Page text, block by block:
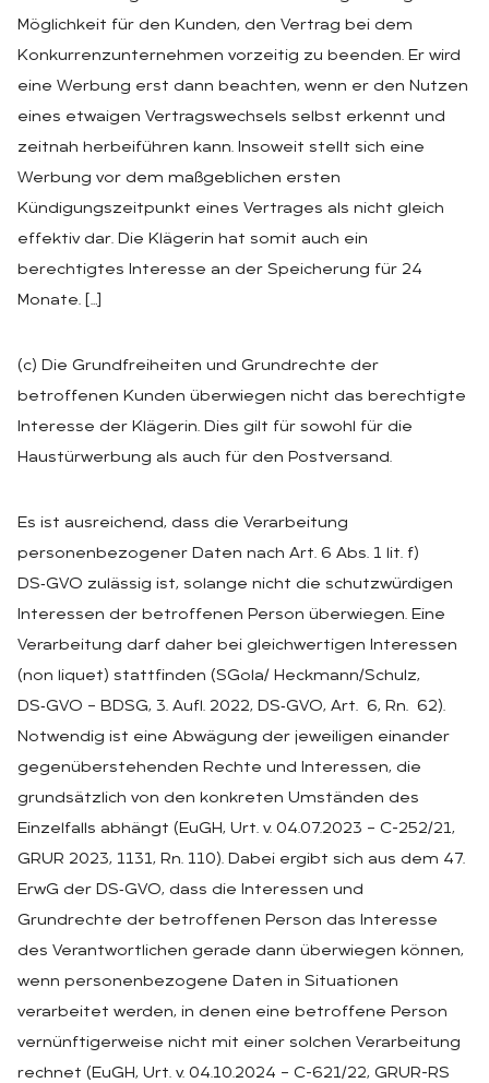
Möglichkeit für den Kunden, den Vertrag bei dem
Konkurrenzunternehmen vorzeitig zu beenden. Er wird
eine Werbung erst dann beachten, wenn er den Nutzen
eines etwaigen Vertragswechsels selbst erkennt und
zeitnah herbeiführen kann. Insoweit stellt sich eine
Werbung vor dem maßgeblichen ersten
Kündigungszeitpunkt eines Vertrages als nicht gleich
effektiv dar. Die Klägerin hat somit auch ein
berechtigtes Interesse an der Speicherung für 24
Monate. […]
(c) Die Grundfreiheiten und Grundrechte der
betroffenen Kunden überwiegen nicht das berechtigte
Interesse der Klägerin. Dies gilt für sowohl für die
Haustürwerbung als auch für den Postversand.
Es ist ausreichend, dass die Verarbeitung
personenbezogener Daten nach Art. 6 Abs. 1 lit. f)
DS‑GVO zulässig ist, solange nicht die schutzwürdigen
Interessen der betroffenen Person überwiegen. Eine
Verarbeitung darf daher bei gleichwertigen Interessen
(non liquet) stattfinden (SGola/ Heckmann/Schulz,
DS‑GVO – BDSG, 3. Aufl. 2022, DS‑GVO, Art. 6, Rn. 62).
Notwendig ist eine Abwägung der jeweiligen einander
gegenüberstehenden Rechte und Interessen, die
grundsätzlich von den konkreten Umständen des
Einzelfalls abhängt (EuGH, Urt. v. 04.07.2023 – C-252/21,
GRUR 2023, 1131, Rn. 110). Dabei ergibt sich aus dem 47.
ErwG der DS‑GVO, dass die Interessen und
Grundrechte der betroffenen Person das Interesse
des Verantwortlichen gerade dann überwiegen können,
wenn personenbezogene Daten in Situationen
verarbeitet werden, in denen eine betroffene Person
vernünftigerweise nicht mit einer solchen Verarbeitung
rechnet (EuGH, Urt. v. 04.10.2024 – C-621/22, GRUR-RS